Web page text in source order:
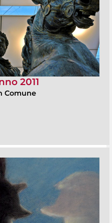
2011
Comune